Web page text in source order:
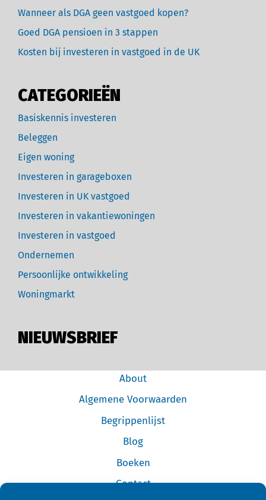
Wanneer als DGA geen vastgoed kopen?
Goed DGA pensioen in 3 stappen
Kosten bij investeren in vastgoed in de UK
CATEGORIEËN
Basiskennis investeren
Beleggen
Eigen woning
Investeren in garageboxen
Investeren in UK vastgoed
Investeren in vakantiewoningen
Investeren in vastgoed
Ondernemen
Persoonlijke ontwikkeling
Woningmarkt
NIEUWSBRIEF
About
Algemene Voorwaarden
Begrippenlijst
Blog
Boeken
Contact